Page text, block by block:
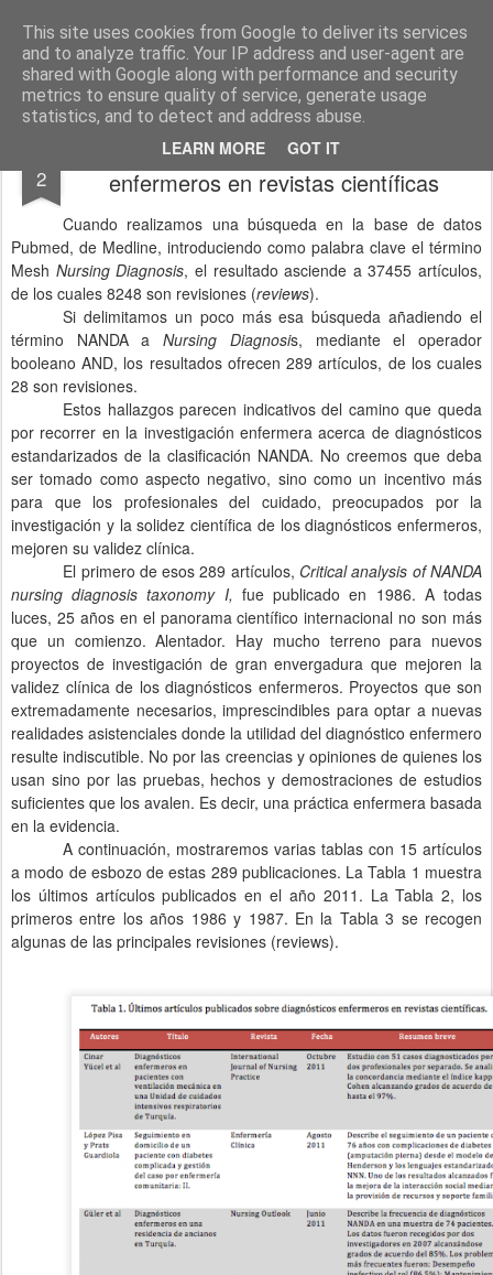
This site uses cookies from Google to deliver its services
and to analyze traffic. Your IP address and user-agent are
shared with Google along with performance and security
metrics to ensure quality of service, generate usage
statistics, and to detect and address abuse.
LEARN MORE GOT IT
El diagnóstico enfermero La Cuidadología es la ciencia del cuidado
Pages
2
Publicaciones sobre diagnósticos
enfermeros en revistas científicas
Cuando realizamos una búsqueda en la base de datos
Pubmed, de Medline, introduciendo como palabra clave el término
Mesh Nursing Diagnosis, el resultado asciende a 37455 artículos,
de los cuales 8248 son revisiones (reviews).
Si delimitamos un poco más esa búsqueda añadiendo el
término NANDA aNursing Diagnosis, mediante el operador
booleano AND, los resultados ofrecen 289 artículos, de los cuales
28 son revisiones.
Estos hallazgos parecen indicativos del camino que queda
por recorrer en la investigación enfermera acerca de diagnósticos
estandarizados de la clasificación NANDA. No creemos que deba
ser tomado como aspecto negativo, sino como un incentivo más
para que los profesionales del cuidado, preocupados por la
investigación y la solidez científica de los diagnósticos enfermeros,
mejoren su validez clínica.
El primero de esos 289 artículos, Critical analysis of NANDA
nursing diagnosis taxonomy I, fue publicado en 1986. A todas
luces, 25 años en el panorama científico internacional no son más
que un comienzo. Alentador. Hay mucho terreno para nuevos
proyectos de investigación de gran envergadura que mejoren la
validez clínica de los diagnósticos enfermeros. Proyectos que son
extremadamente necesarios, imprescindibles para optar a nuevas
realidades asistenciales donde la utilidad del diagnóstico enfermero
resulte indiscutible. No por las creencias y opiniones de quienes los
usan sino por las pruebas, hechos y demostraciones de estudios
suficientes que los avalen. Es decir, una práctica enfermera basada
en la evidencia.
A continuación, mostraremos varias tablas con 15 artículos
a modo de esbozo de estas 289 publicaciones. La Tabla 1 muestra
los últimos artículos publicados en el año 2011. La Tabla 2, los
primeros entre los años 1986 y 1987. En la Tabla 3 se recogen
algunas de las principales revisiones (reviews).